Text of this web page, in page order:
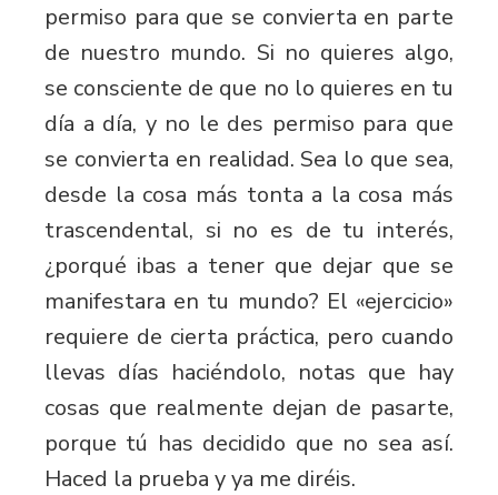
permiso para que se convierta en parte
de nuestro mundo. Si no quieres algo,
se consciente de que no lo quieres en tu
día a día, y no le des permiso para que
se convierta en realidad. Sea lo que sea,
desde la cosa más tonta a la cosa más
trascendental, si no es de tu interés,
¿porqué ibas a tener que dejar que se
manifestara en tu mundo? El «ejercicio»
requiere de cierta práctica, pero cuando
llevas días haciéndolo, notas que hay
cosas que realmente dejan de pasarte,
porque tú has decidido que no sea así.
Haced la prueba y ya me diréis.